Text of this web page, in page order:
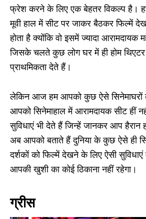
फ्रेश करने के लिए एक बेहतर विकल्प है।
मूवी हाल में सीट पर जाकर बैठकर फिल्में
होता है क्योंकि वो इसमें ज्यादा
जिसके चलते कुछ लोग घर में ही होम
प्राथमिकता देते हैं।
लेकिन आज हम आपको कुछ ऐसे सिनेमाघरों
आपको सिनेमाहाल में आरामदायक सीट हीं
सुविधाएं भी देते हैं जिन्हें जानकर आप हैरान
अब आपको बताते हैं दुनिया के कुछ ऐसे ही
दर्शकों को फिल्में देखने के लिए ऐसी
आपकी खुशी का कोई ठिकाना नहीं रहेगा।
ग्रीस